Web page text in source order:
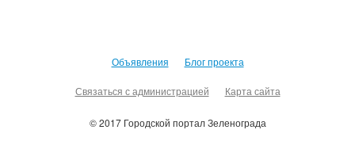
Объявления Блог проекта
Связаться с администрацией Карта сайта
© 2017 Городской портал Зеленограда